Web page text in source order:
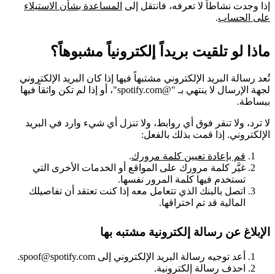
إذا وجدت نشاطاً لا تعرفه، فانتقل إلى المساعدة بشأن الاستيلاء
على الحساب.
ماذا لو تلقيت بريداً إلكترونياً مشبوهاً؟
تُعد رسالة البريد الإلكتروني مشتبهاً فيها إذا كان البريد الإلكتروني
لجهة الإرسال لا ينتهي بـ "@spotify.com"، أو إذا لم تكن واثقاً فيها
ببساطة.
لا ترد، ولا تنقر فوق أي روابط، ولا تنزل أي شيء وارد في البريد
الإلكتروني. إذا قمت بذلك بالفعل:
قم بإعادة تعيين كلمة مرورك.
غيَّر كلمة مرورك على المواقع أو الخدمات الأخرى التي
تستخدم فيها كلمة المرور نفسها.
اتصل بالبنك الذي تتعامل معه إذا كنت تعتقد أن تفاصيلك
المالية قد تم اختراقها.
الإبلاغ عن رسالة إلكترونية مشتبه بها
أعد توجيه رسالة البريد الإلكتروني إلى spoof@spotify.com.
احذف رسالة إلكترونية.